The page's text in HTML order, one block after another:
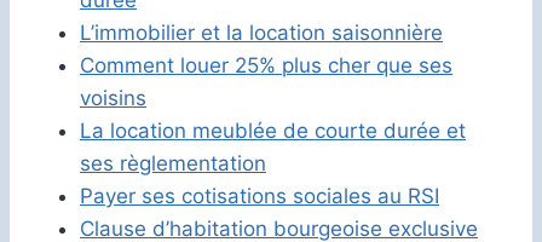
L’immobilier et la location saisonnière
Comment louer 25% plus cher que ses
voisins
La location meublée de courte durée et
ses règlementation
Payer ses cotisations sociales au RSI
Clause d’habitation bourgeoise exclusive